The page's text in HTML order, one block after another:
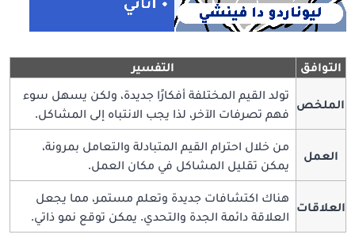
التوافق التفسير
الملخص
تولد القيم المختلفة أفكارًا جديدة، ولكن يسهل سوء
فهم تصرفات الآخر، لذا يجب الانتباه إلى المشاكل.
العمل
من خلال احترام القيم المتبادلة والتعامل بمرونة،
يمكن تقليل المشاكل في مكان العمل.
العلاقات
هناك اكتشافات جديدة وتعلم مستمر، مما يجعل
العلاقة دائمة الجدة والتحدي. يمكن توقع نمو ذاتي.